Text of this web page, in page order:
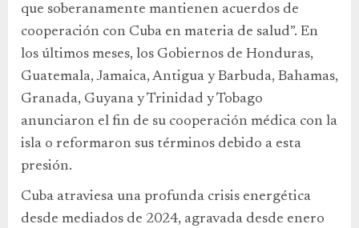
que soberanamente mantienen acuerdos de
cooperación con Cuba en materia de salud”. En
los últimos meses, los Gobiernos de Honduras,
Guatemala, Jamaica, Antigua y Barbuda, Bahamas,
Granada, Guyana y Trinidad y Tobago
anunciaron el fin de su cooperación médica con la
isla o reformaron sus términos debido a esta
presión.
Cuba atraviesa una profunda crisis energética
desde mediados de 2024, agravada desde enero